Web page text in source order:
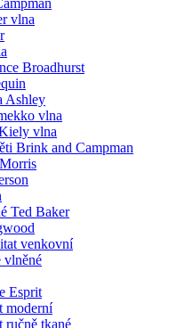
vlna
Broadhurst
Ashley
vlna
vlna
Brink and Campman
Ted Baker
venkovní
vlněné
Esprit
moderní
ručně tkané